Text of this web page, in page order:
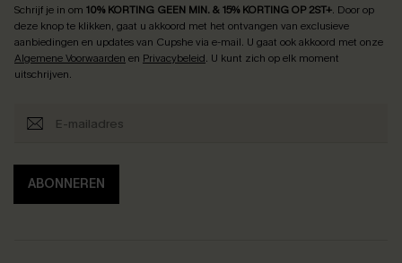
Schrijf je in om 10% KORTING GEEN MIN. & 15% KORTING OP 2ST+. Door op
deze knop te klikken, gaat u akkoord met het ontvangen van exclusieve
aanbiedingen en updates van Cupshe via e-mail. U gaat ook akkoord met onze
Algemene Voorwaarden en Privacybeleid. U kunt zich op elk moment
uitschrijven.
ABONNEREN